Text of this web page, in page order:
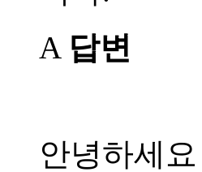
A 답변
안녕하세